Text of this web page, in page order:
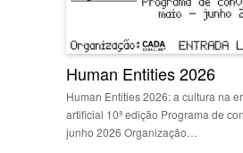
Human Entities 2026
Human Entities 2026: a cultura na
artificial 10ª edição Programa de
junho 2026 Organização…